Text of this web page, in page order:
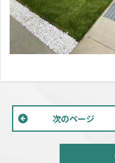
次のページ